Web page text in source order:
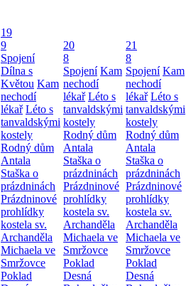
19
9
Spojení
Dílna s
Květou Kam
nechodí
lékař Léto s
tanvaldskými
kostely
Rodný dům
Antala
Staška o
prázdninách
Prázdninové
prohlídky
kostela sv.
Archanděla
Michaela ve
Smržovce
Poklad
20
8
Spojení Kam
nechodí
lékař Léto s
tanvaldskými
kostely
Rodný dům
Antala
Staška o
prázdninách
Prázdninové
prohlídky
kostela sv.
Archanděla
Michaela ve
Smržovce
Poklad
Desná
21
8
Spojení Kam
nechodí
lékař Léto s
tanvaldskými
kostely
Rodný dům
Antala
Staška o
prázdninách
Prázdninové
prohlídky
kostela sv.
Archanděla
Michaela ve
Smržovce
Poklad
Desná